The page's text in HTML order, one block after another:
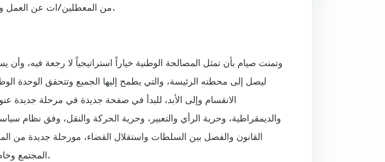
من المعطلين/ات عن العمل والفقراء والمهجرين.
وتمنت صيام بأن تمثل المصالحة الوطنية خياراً استراتيجياً لا رجعة فيه، وأن
ليصل إلى محطته الرئيسة، والتي يطمح إليها الجميع وتتحقق الوحدة
الانقسام وإلى الأبد، للبدأ في صفحة جديدة في مرحلة جديدة
والديمقراطية، وحرية الرأي والتعبير، وحرية الحركة والنقل، وفق نظام
القانون والفصل بين السلطات واستقلال القضاء، مورحلة جديدة من
المجتمع وخاصة النساء والشباب.